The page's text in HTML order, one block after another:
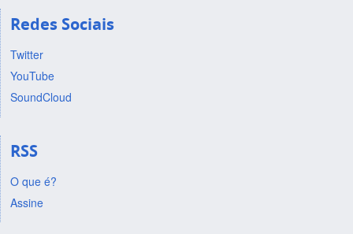
Redes Sociais
Twitter
YouTube
SoundCloud
RSS
O que é?
Assine